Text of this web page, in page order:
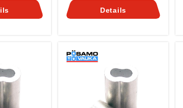
u.
Monheimer Ketten- u.
Metallwarenindustrie,
Details